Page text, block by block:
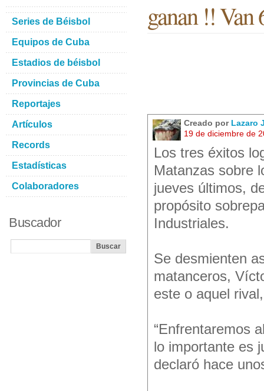
ganan !!
Creado por Lazaro
19 de diciembre de
Los tres éxitos
Matanzas sobre
jueves últimos,
propósito
Industriales.
Se desmienten
matanceros,
este o aquel
“Enfrentaremos
lo importante es
declaró hace
Series de Béisbol
Equipos de Cuba
Estadios de béisbol
Provincias de Cuba
Reportajes
Artículos
Records
Estadísticas
Colaboradores
Buscador